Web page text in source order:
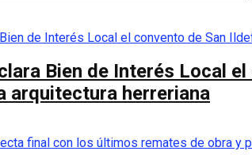
Bien de Interés Local
arquitectura herreriana